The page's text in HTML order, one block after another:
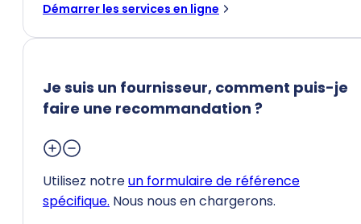
Démarrer les services en ligne
Je suis un fournisseur, comment puis-je
faire une recommandation ?
Utilisez notreun formulaire de référence
spécifique. Nous nous en chargerons.